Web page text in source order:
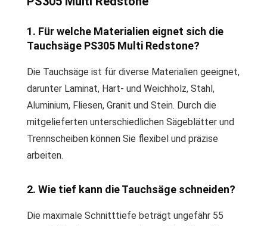
1. Für welche Materialien eignet sich die
Tauchsäge PS305 Multi Redstone?
Die Tauchsäge ist für diverse Materialien geeignet,
darunter Laminat, Hart- und Weichholz, Stahl,
Aluminium, Fliesen, Granit und Stein. Durch die
mitgelieferten unterschiedlichen Sägeblätter und
Trennscheiben können Sie flexibel und präzise
arbeiten.
2. Wie tief kann die Tauchsäge schneiden?
Die maximale Schnitttiefe beträgt ungefähr 55